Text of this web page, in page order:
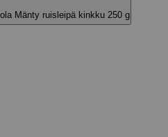
Mänty ruisleipä kinkku 250 g